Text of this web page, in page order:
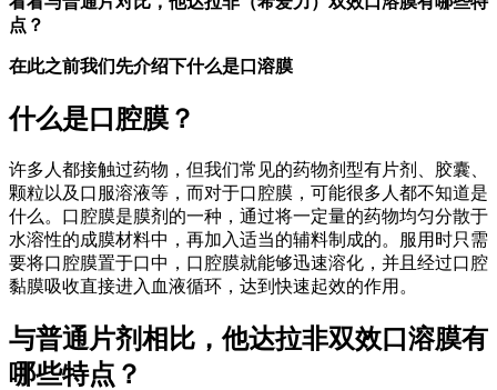
点？
在此之前我们先介绍下什么是口溶膜
什么是口腔膜？
许多人都接触过药物，但我们常见的药物剂型有片剂、胶囊、
颗粒以及口服溶液等，而对于口腔膜，可能很多人都不知道是
什么。口腔膜是膜剂的一种，通过将一定量的药物均匀分散于
水溶性的成膜材料中，再加入适当的辅料制成的。服用时只需
要将口腔膜置于口中，口腔膜就能够迅速溶化，并且经过口腔
黏膜吸收直接进入血液循环，达到快速起效的作用。
与普通片剂相比，他达拉非双效口溶膜有
哪些特点？